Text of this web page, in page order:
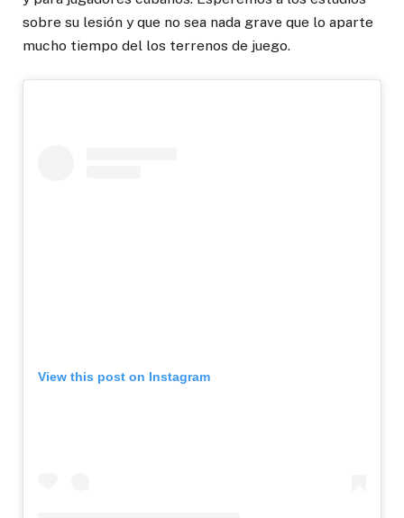
sobre su lesión y que no sea nada grave que lo aparte
mucho tiempo del los terrenos de juego.
View this post on Instagram